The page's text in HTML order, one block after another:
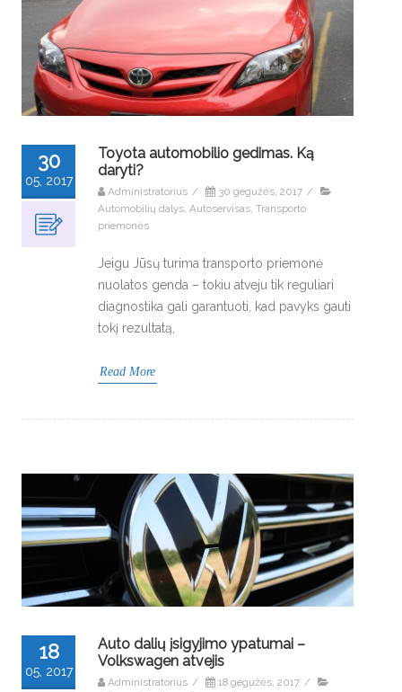
30
05, 2017
Toyota automobilio gedimas. Ką
daryti?
Administratorius / 30 gegužės, 2017 /
Automobilių dalys, Autoservisas, Transporto
priemonės
Jeigu Jūsų turima transporto priemonė
nuolatos genda – tokiu atveju tik reguliari
diagnostika gali garantuoti, kad pavyks gauti
tokį rezultatą,
Read More
18
05, 2017
Auto dalių įsigyjimo ypatumai –
Volkswagen atvejis
Administratorius / 18 gegužės, 2017 /